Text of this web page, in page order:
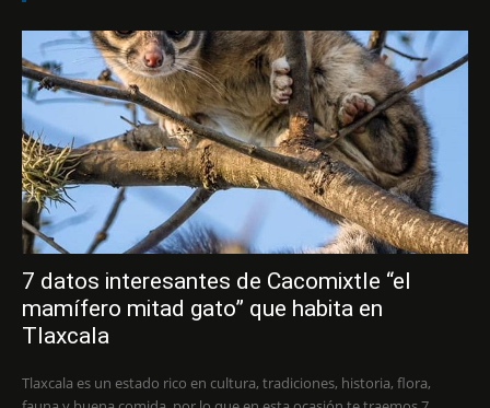
7 datos interesantes de Cacomixtle “el
mamífero mitad gato” que habita en
Tlaxcala
Tlaxcala es un estado rico en cultura, tradiciones, historia, flora,